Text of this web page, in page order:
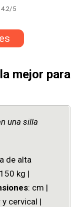
4.2/5
mejor para
una silla
de alta
kg |
: cm |
cervical |